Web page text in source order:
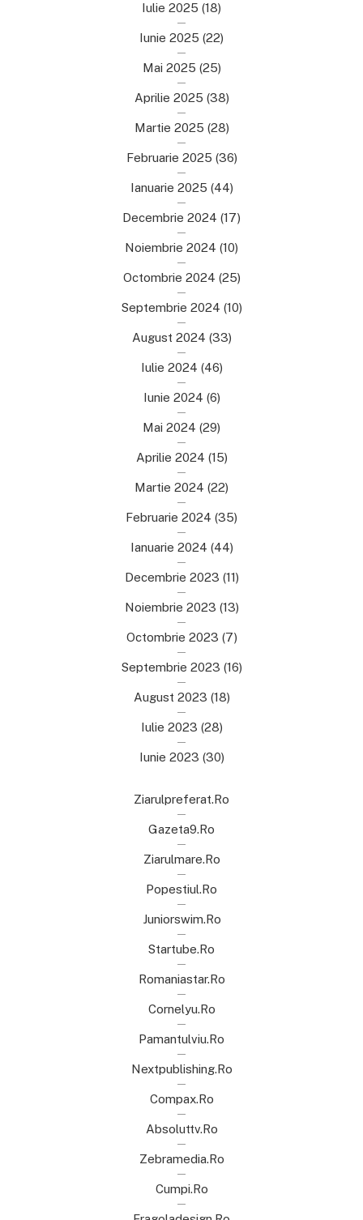
Iulie 2025 (18)
Iunie 2025 (22)
Mai 2025 (25)
Aprilie 2025 (38)
Martie 2025 (28)
Februarie 2025 (36)
Ianuarie 2025 (44)
Decembrie 2024 (17)
Noiembrie 2024 (10)
Octombrie 2024 (25)
Septembrie 2024 (10)
August 2024 (33)
Iulie 2024 (46)
Iunie 2024 (6)
Mai 2024 (29)
Aprilie 2024 (15)
Martie 2024 (22)
Februarie 2024 (35)
Ianuarie 2024 (44)
Decembrie 2023 (11)
Noiembrie 2023 (13)
Octombrie 2023 (7)
Septembrie 2023 (16)
August 2023 (18)
Iulie 2023 (28)
Iunie 2023 (30)
Ziarulpreferat.ro
Gazeta9.ro
Ziarulmare.ro
Popestiul.ro
Juniorswim.ro
Startube.ro
Romaniastar.ro
Cornelyu.ro
Pamantulviu.ro
Nextpublishing.ro
Compax.ro
Absoluttv.ro
Zebramedia.ro
Cumpi.ro